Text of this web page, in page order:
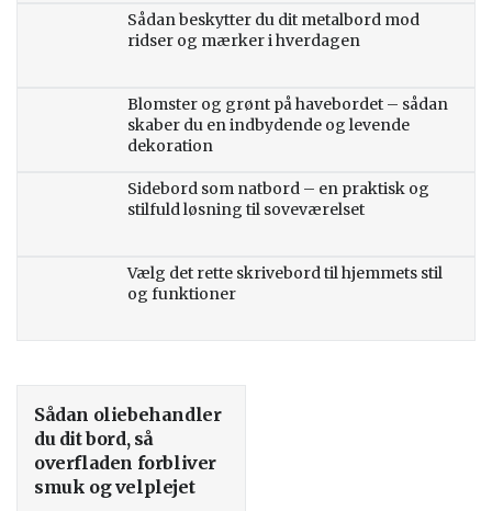
Sådan beskytter du dit metalbord mod
ridser og mærker i hverdagen
Blomster og grønt på havebordet – sådan
skaber du en indbydende og levende
dekoration
Sidebord som natbord – en praktisk og
stilfuld løsning til soveværelset
Vælg det rette skrivebord til hjemmets stil
og funktioner
Sådan oliebehandler
du dit bord, så
overfladen forbliver
smuk og velplejet